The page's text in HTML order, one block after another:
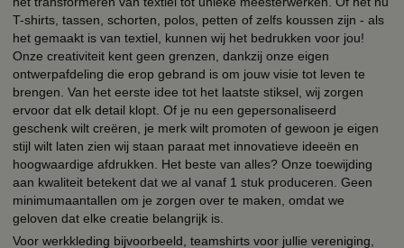
T-shirts, tassen, schorten, polos, petten of zelfs koussen zijn - als
het gemaakt is van textiel, kunnen wij het bedrukken voor jou!
Onze creativiteit kent geen grenzen, dankzij onze eigen
ontwerpafdeling die erop gebrand is om jouw visie tot leven te
brengen. Van het eerste idee tot het laatste stiksel, wij zorgen
ervoor dat elk detail klopt. Of je nu een gepersonaliseerd
geschenk wilt creëren, je merk wilt promoten of gewoon je eigen
stijl wilt laten zien wij staan paraat met innovatieve ideeën en
hoogwaardige afdrukken. Het beste van alles? Onze toewijding
aan kwaliteit betekent dat we al vanaf 1 stuk produceren. Geen
minimumaantallen om je zorgen over te maken, omdat we
geloven dat elke creatie belangrijk is.
Voor werkkleding bijvoorbeeld, teamshirts voor jullie vereniging,